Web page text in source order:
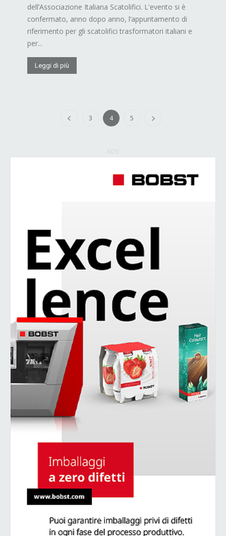
dell’Associazione Italiana Scatolifici. L'evento si è
confermato, anno dopo anno, l’appuntamento di
riferimento per gli scatolifici trasformatori italiani e
per...
Leggi di più
3 4 5